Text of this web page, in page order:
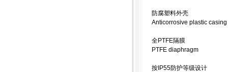
防腐塑料外壳
Anticorrosive plastic casing
全PTFE隔膜
PTFE diaphragm
按IP55防护等级设计